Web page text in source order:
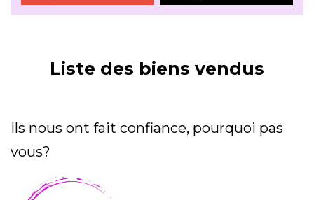
Mag & actus
Contactez-nous
Liste des biens vendus
Ils nous ont fait confiance, pourquoi pas
vous?